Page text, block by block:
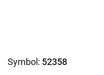
Symbol: 52358